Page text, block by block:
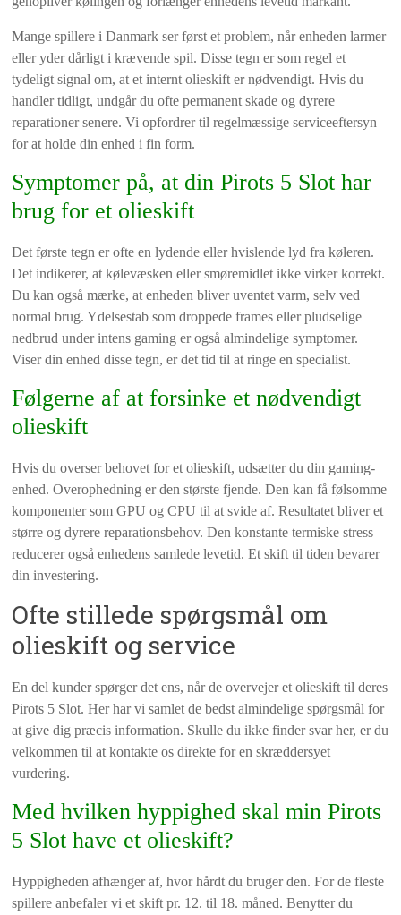
Mange spillere i Danmark ser først et problem, når enheden larmer
eller yder dårligt i krævende spil. Disse tegn er som regel et
tydeligt signal om, at et internt olieskift er nødvendigt. Hvis du
handler tidligt, undgår du ofte permanent skade og dyrere
reparationer senere. Vi opfordrer til regelmæssige serviceeftersyn
for at holde din enhed i fin form.
Symptomer på, at din Pirots 5 Slot har
brug for et olieskift
Det første tegn er ofte en lydende eller hvislende lyd fra køleren.
Det indikerer, at kølevæsken eller smøremidlet ikke virker korrekt.
Du kan også mærke, at enheden bliver uventet varm, selv ved
normal brug. Ydelsestab som droppede frames eller pludselige
nedbrud under intens gaming er også almindelige symptomer.
Viser din enhed disse tegn, er det tid til at ringe en specialist.
Følgerne af at forsinke et nødvendigt
olieskift
Hvis du overser behovet for et olieskift, udsætter du din gaming-
enhed. Overophedning er den største fjende. Den kan få følsomme
komponenter som GPU og CPU til at svide af. Resultatet bliver et
større og dyrere reparationsbehov. Den konstante termiske stress
reducerer også enhedens samlede levetid. Et skift til tiden bevarer
din investering.
Ofte stillede spørgsmål om
olieskift og service
En del kunder spørger det ens, når de overvejer et olieskift til deres
Pirots 5 Slot. Her har vi samlet de bedst almindelige spørgsmål for
at give dig præcis information. Skulle du ikke finder svar her, er du
velkommen til at kontakte os direkte for en skræddersyet
vurdering.
Med hvilken hyppighed skal min Pirots
5 Slot have et olieskift?
Hyppigheden afhænger af, hvor hårdt du bruger den. For de fleste
spillere anbefaler vi et skift pr. 12. til 18. måned. Benytter du